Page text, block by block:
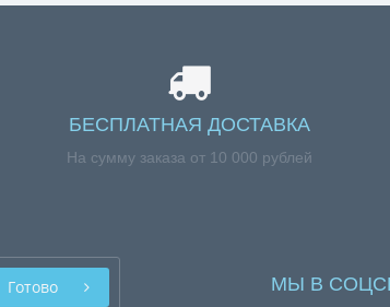
БЕСПЛАТНАЯ ДОСТАВКА
На сумму заказа от 10 000 рублей
Готово МЫ В